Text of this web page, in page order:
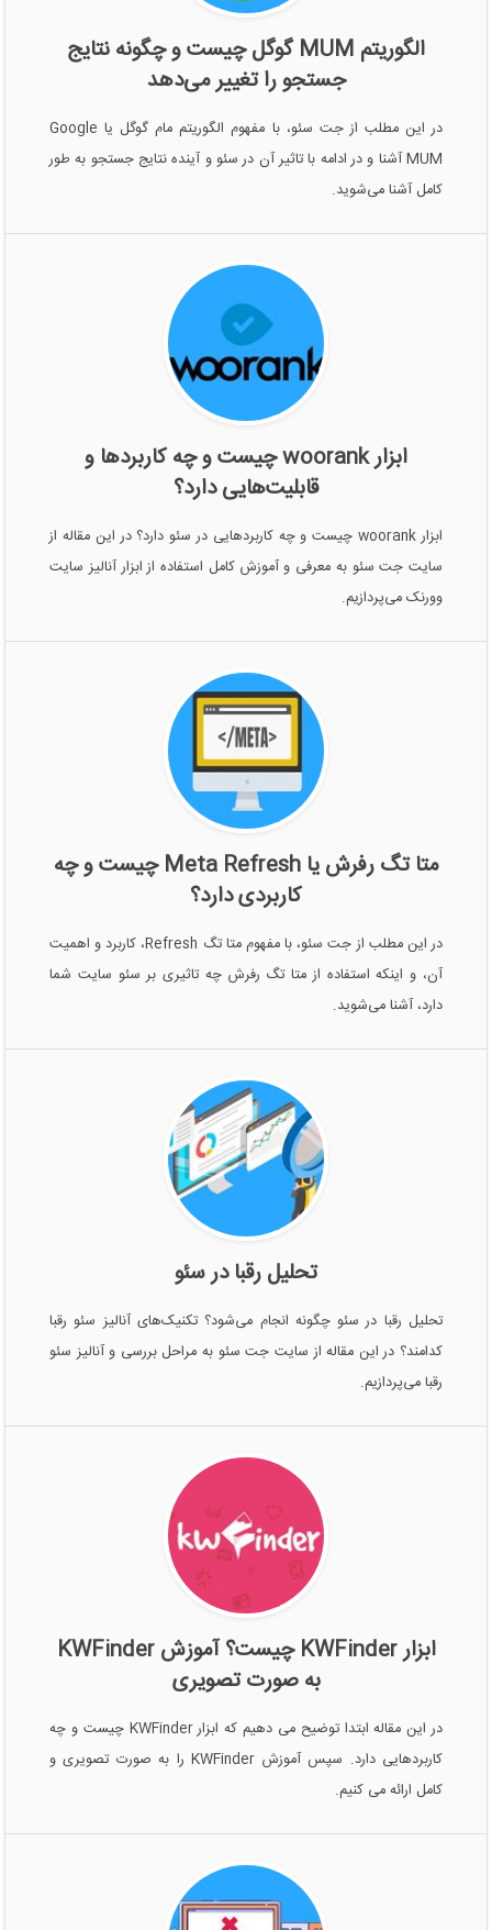
الگوریتم MUM گوگل چیست و چگونه نتایج
جستجو را تغییر می‌دهد
در این مطلب از جت سئو، با مفهوم الگوریتم مام گوگل یا Google
MUM آشنا و در ادامه با تاثیر آن در سئو و آینده نتایج جستجو به طور
کامل آشنا می‌شوید.
ابزار woorank چیست و چه کاربردها و
قابلیت‌هایی دارد؟
ابزار woorank چیست و چه کاربردهایی در سئو دارد؟ در این مقاله از
سایت جت سئو به معرفی و آموزش کامل استفاده از ابزار آنالیز سایت
وورنک می‌پردازیم.
متا تگ رفرش یا Meta Refresh چیست و چه
کاربردی دارد؟
در این مطلب از جت سئو، با مفهوم متا تگ Refresh، کاربرد و اهمیت
آن، و اینکه استفاده از متا تگ رفرش چه تاثیری بر سئو سایت شما
دارد، آشنا می‌شوید.
تحلیل رقبا در سئو
تحلیل رقبا در سئو چگونه انجام می‌شود؟ تکنیک‌های آنالیز سئو رقبا
کدامند؟ در این مقاله از سایت جت سئو به مراحل بررسی و آنالیز سئو
رقبا می‌پردازیم.
ابزار KWFinder چیست؟ آموزش KWFinder
به صورت تصویری
در این مقاله ابتدا توضیح می دهیم که ابزار KWFinder چیست و چه
کاربردهایی دارد. سپس آموزش KWFinder را به صورت تصویری و
کامل ارائه می کنیم.